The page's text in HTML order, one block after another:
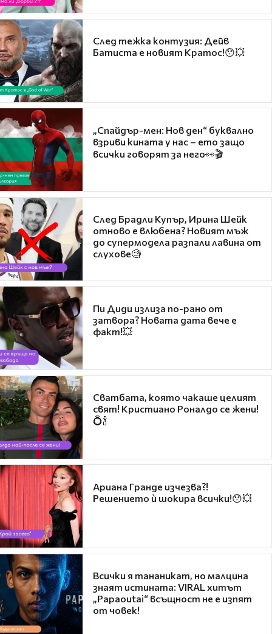
След тежка контузия: Дейв
Батиста е новият Кратос!😯💥
„Спайдър-мен: Нов ден“ буквално
взриви кината у нас – ето защо
всички говорят за него👀🎬
След Брадли Купър, Ирина Шейк
отново е влюбена? Новият мъж
до супермодела разпали лавина от
слухове🧐
Пи Диди излиза по-рано от
затвора? Новата дата вече е
факт!💥
Сватбата, която чакаше целият
свят! Кристиано Роналдо се жени!
💍🍾
Ариана Гранде изчезва?!
Решението ѝ шокира всички!😯💥
Всички я тананикат, но малцина
знаят истината: VIRAL хитът
„Papaoutai“ всъщност не е изпят
от човек!